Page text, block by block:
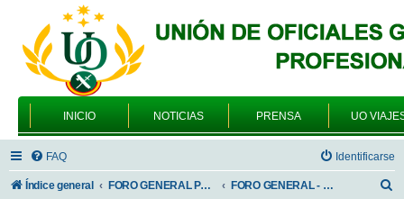
INICIO NOTICIAS PRENSA UO
FAQ Identificarse
Índice general FORO GENERAL PARA TODOS LOS USUARIOS FORO GENERAL - TEMAS PROFESIONALES